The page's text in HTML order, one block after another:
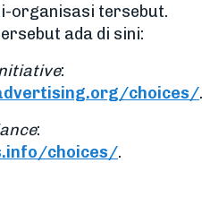
organisasi tersebut.
ada di sini:
:
choices/.
:
choices/.